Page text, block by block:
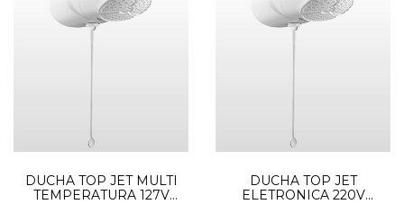
DUCHA TOP JET MULTI
TEMPERATURA 127V
DUCHA TOP JET
ELETRONICA 220V